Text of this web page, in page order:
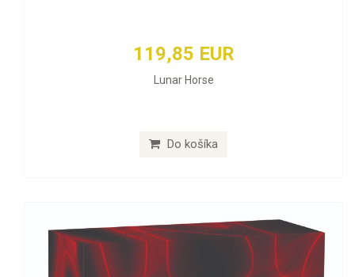
119,85 EUR
Lunar Horse
Do košíka